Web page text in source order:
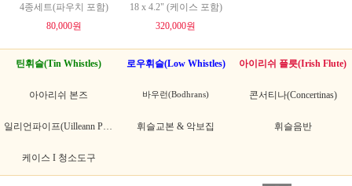
4종세트(파우치 포함)
80,000원
18 x 4.2" (케이스 포함)
320,000원
틴휘슬(Tin Whistles) 로우휘슬(Low Whistles) 아이리쉬 플릇(Irish Flute)
아아리쉬 본즈 바우런(Bodhrans) 콘서티나(Concertinas)
휘슬교본 & 악보집 휘슬음반
케이스 I 청소도구